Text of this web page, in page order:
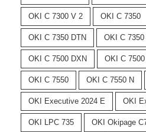
OKI C 7300 V 2 OKI C 7350
OKI C 7350 DTN OKI C 7350
OKI C 7500 DXN OKI C 7500
OKI C 7550 OKI C 7550 N
OKI Executive 2024 E OKI
OKI LPC 735 OKI Okipage